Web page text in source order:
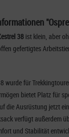
38 ist klein, aber
gefertigtes
wurde für
bietet Platz für
die Ausrüstung jetzt
verfügt außerdem
und Stabilität